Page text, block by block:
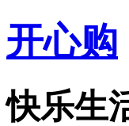
开心购
快乐生